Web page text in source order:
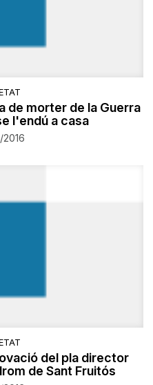
de morter de la Guerra
l'endú a casa
del pla director
de Sant Fruitós